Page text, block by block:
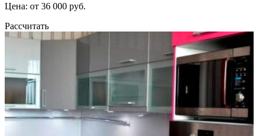
Цена: от 36 000 руб.
Рассчитать